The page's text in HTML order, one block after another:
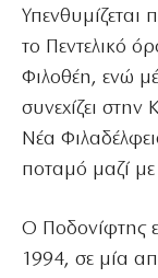
το Πεντελικό
Φιλοθέη, ενώ
συνεχίζει
Νέα
ποταμό μαζί
Ο Ποδονίφτης
1994, σε μία